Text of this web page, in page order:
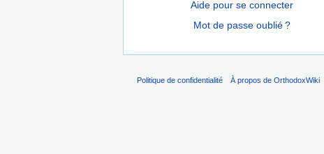
Aide pour se connecter
Mot de passe oublié ?
Politique de confidentialité À propos de OrthodoxWiki